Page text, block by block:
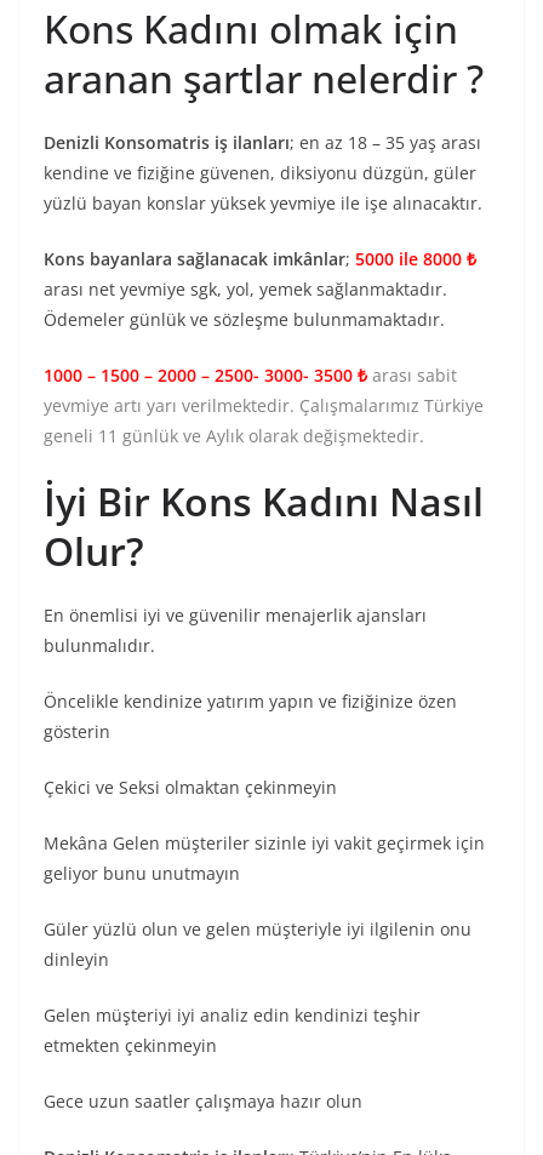
Kons Kadını olmak için
aranan şartlar nelerdir ?
Denizli Konsomatris iş ilanları; en az 18 – 35 yaş arası
kendine ve fiziğine güvenen, diksiyonu düzgün, güler
yüzlü bayan konslar yüksek yevmiye ile işe alınacaktır.
Kons bayanlara sağlanacak imkânlar; 5000 ile 8000 ₺
arası net yevmiye sgk, yol, yemek sağlanmaktadır.
Ödemeler günlük ve sözleşme bulunmamaktadır.
1000 – 1500 – 2000 – 2500- 3000- 3500 ₺ arası sabit
yevmiye artı yarı verilmektedir. Çalışmalarımız Türkiye
geneli 11 günlük ve Aylık olarak değişmektedir.
İyi Bir Kons Kadını Nasıl
Olur?
En önemlisi iyi ve güvenilir menajerlik ajansları
bulunmalıdır.
Öncelikle kendinize yatırım yapın ve fiziğinize özen
gösterin
Çekici ve Seksi olmaktan çekinmeyin
Mekâna Gelen müşteriler sizinle iyi vakit geçirmek için
geliyor bunu unutmayın
Güler yüzlü olun ve gelen müşteriyle iyi ilgilenin onu
dinleyin
Gelen müşteriyi iyi analiz edin kendinizi teşhir
etmekten çekinmeyin
Gece uzun saatler çalışmaya hazır olun